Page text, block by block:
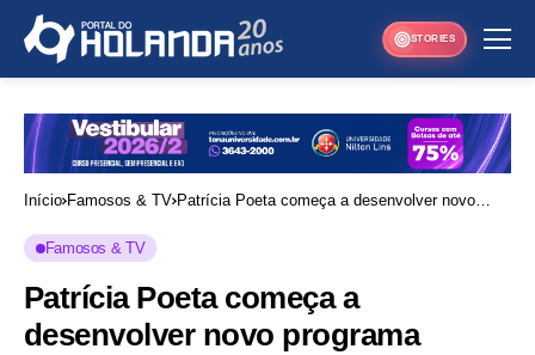
STORIES
Início Famosos & TV Patrícia Poeta começa a desenvolver novo
Famosos & TV
Patrícia Poeta começa a
desenvolver novo programa